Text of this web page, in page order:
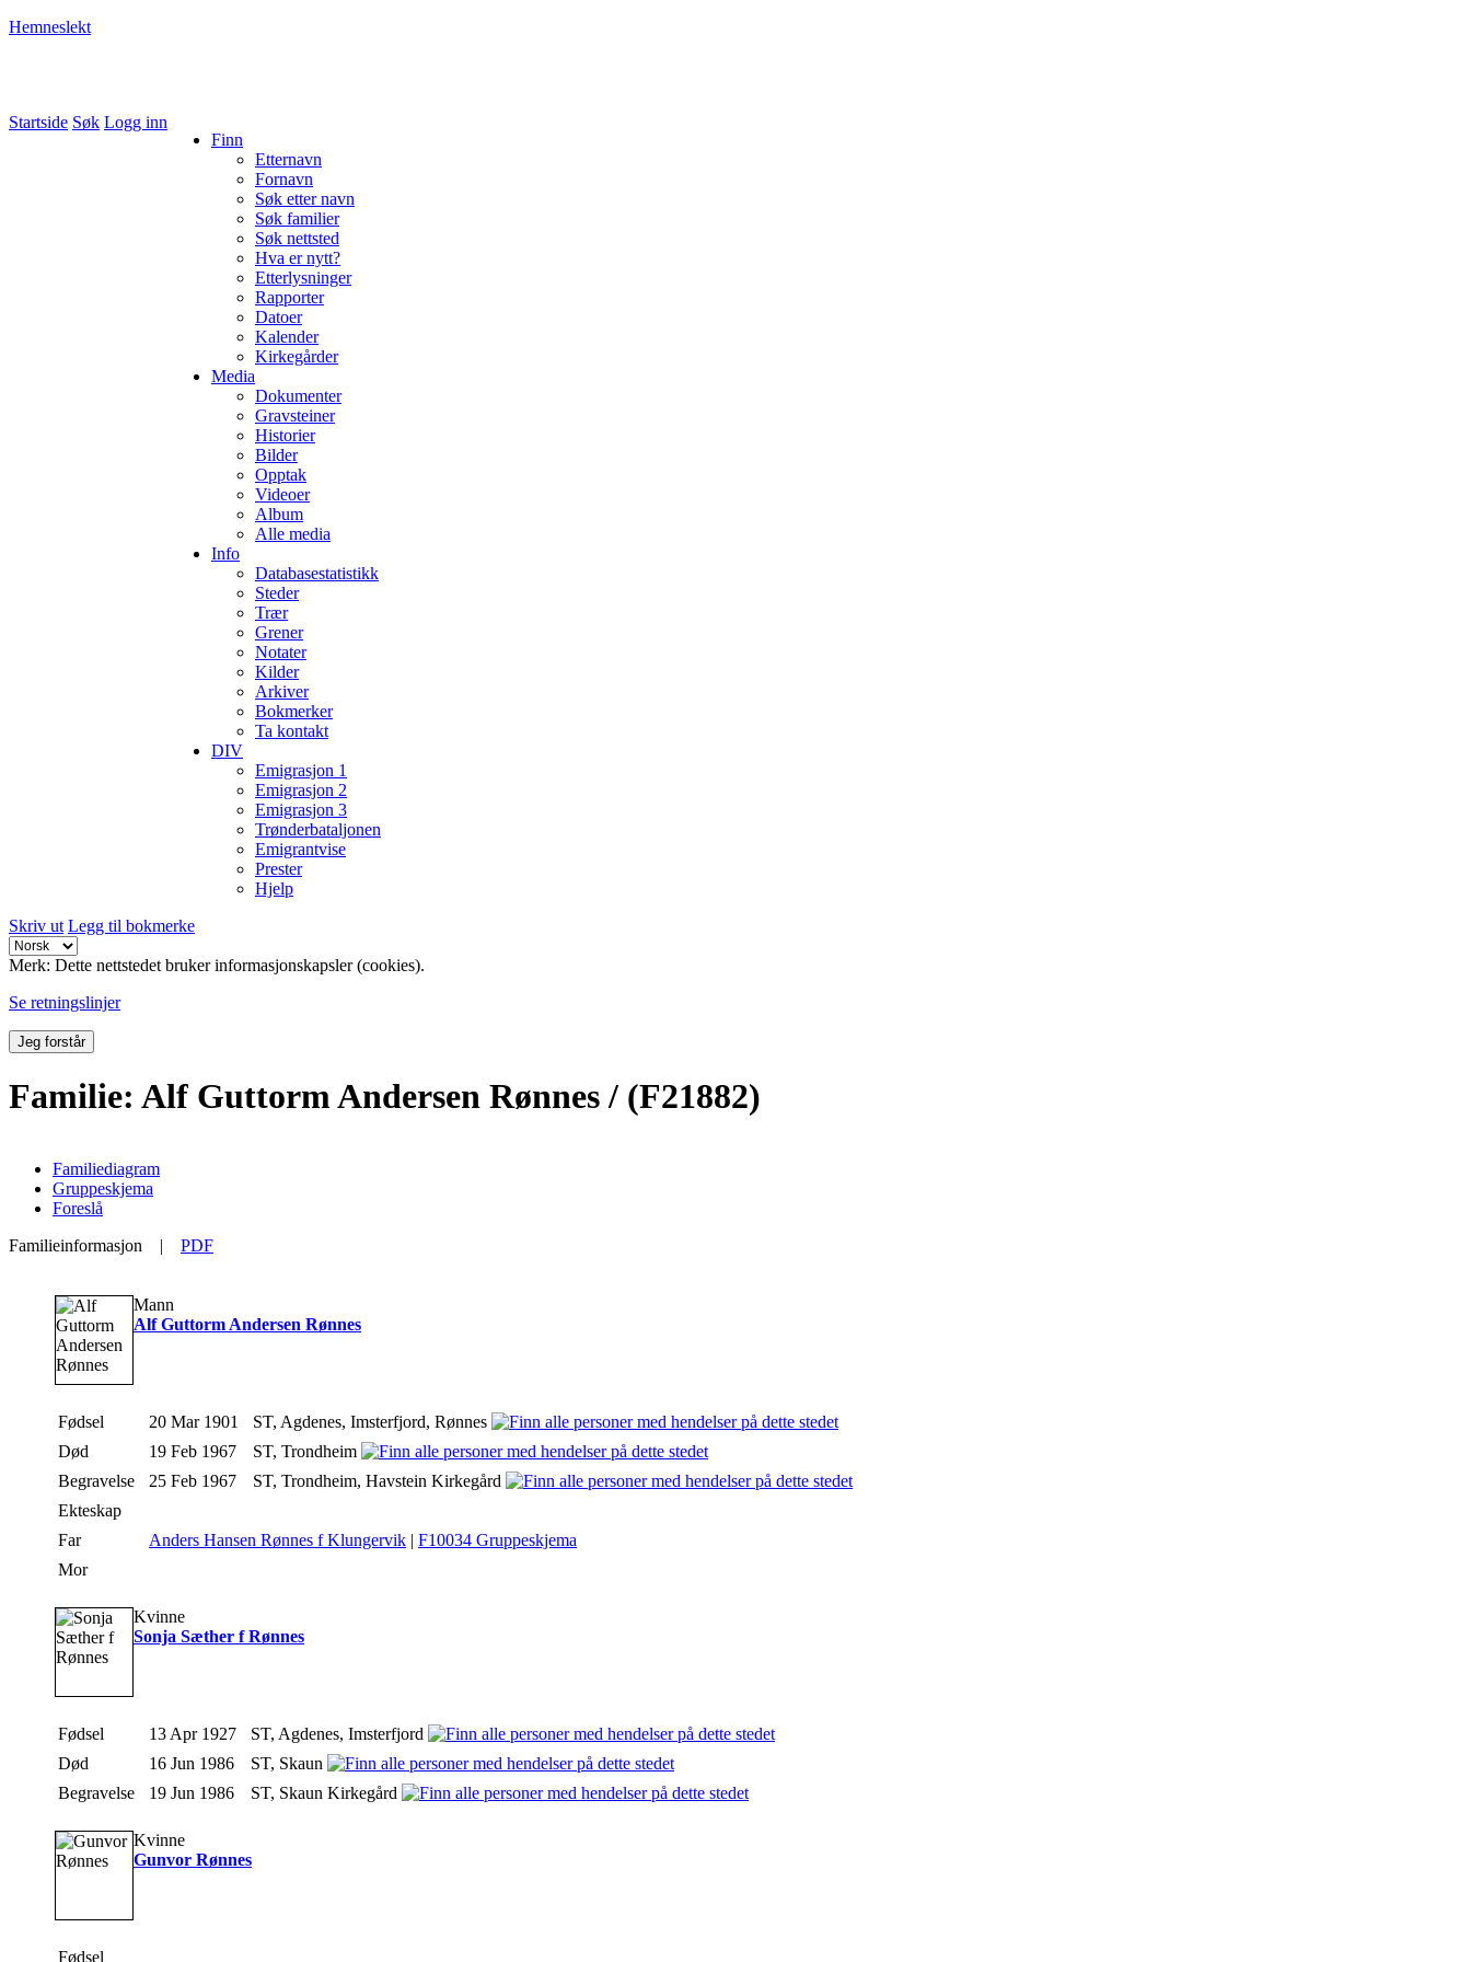
Hemneslekt
Startside Søk Logg inn
Finn
Etternavn
Fornavn
Søk etter navn
Søk familier
Søk nettsted
Hva er nytt?
Etterlysninger
Rapporter
Datoer
Kalender
Kirkegårder
Media
Dokumenter
Gravsteiner
Historier
Bilder
Opptak
Videoer
Album
Alle media
Info
Databasestatistikk
Steder
Trær
Grener
Notater
Kilder
Arkiver
Bokmerker
Ta kontakt
DIV
Emigrasjon 1
Emigrasjon 2
Emigrasjon 3
Trønderbataljonen
Emigrantvise
Prester
Hjelp
Skriv ut Legg til bokmerke
Merk: Dette nettstedet bruker informasjonskapsler (cookies).
Se retningslinjer
Jeg forstår
Familie: Alf Guttorm Andersen Rønnes / (F21882)
Familiediagram
Gruppeskjema
Foreslå
Familieinformasjon | PDF
Mann
Alf Guttorm Andersen Rønnes
Fødsel 20 Mar 1901
ST, Agdenes, Imsterfjord, Rønnes
Død
19 Feb 1967
ST, Trondheim
Begravelse
25 Feb 1967
ST, Trondheim, Havstein Kirkegård
Ekteskap
Far
Anders Hansen Rønnes f Klungervik | F10034 Gruppeskjema
Mor
Kvinne
Sonja Sæther f Rønnes
Fødsel 13 Apr 1927
ST, Agdenes, Imsterfjord
Død
16 Jun 1986
ST, Skaun
Begravelse
19 Jun 1986 ST, Skaun Kirkegård
Kvinne
Gunvor Rønnes
Fødsel